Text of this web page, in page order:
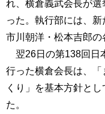
れ、横倉義武会長が
った。執行部には、
市川朝洋・松本吉郎の
翌26日の第138回日
行った横倉会長は、
くり」を基本方針と
た。